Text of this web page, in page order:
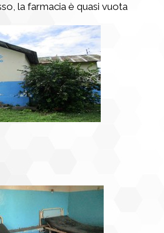
la farmacia è quasi vuota